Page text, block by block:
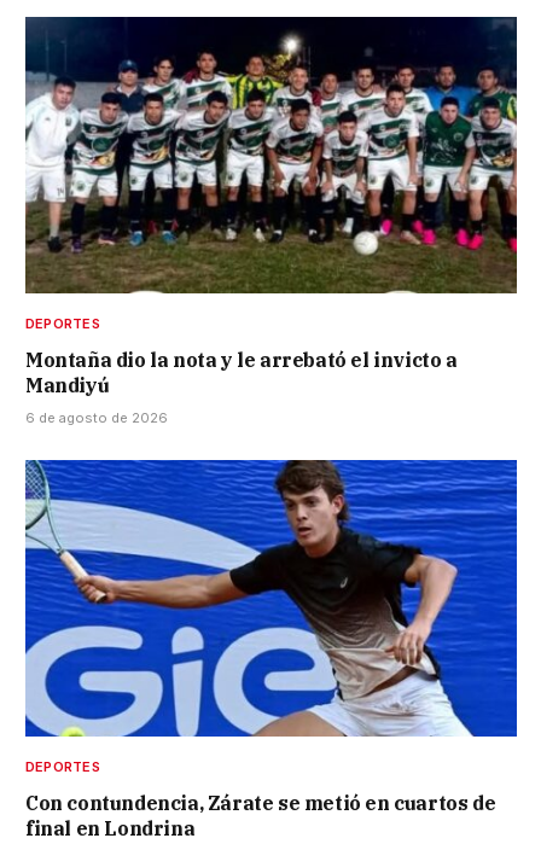
DEPORTES
Montaña dio la nota y le arrebató el invicto a
Mandiyú
6 de agosto de 2026
DEPORTES
Con contundencia, Zárate se metió en cuartos de
final en Londrina